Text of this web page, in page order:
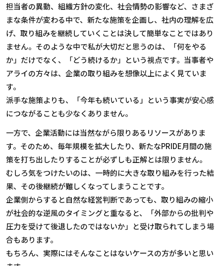
担当者の異動、組織方針の変化、社会情勢の影響など、さまざ
まな条件が変わる中で、新たな施策を企画し、社内の理解を広
げ、取り組みを継続していくことは決して簡単なことではあり
ません。そのような中で私が大切だと思うのは、「何をやる
か」だけでなく、「どう続けるか」という視点です。当事者や
アライの方々は、企業の取り組みを想像以上によく見ていま
す。
派手な施策よりも、「今年も続いている」という事実が安心感
につながることも少なくありません。
一方で、企業活動には当然ながら限りあるリソースがありま
す。そのため、毎年規模を拡大したり、新たなPRIDE月間の施
策を打ち出したりすることが必ずしも正解とは限りません。
むしろ気をつけたいのは、一時的に大きな取り組みを行った結
果、その後継続が難しくなってしまうことです。
企業側からすると自然な経営判断であっても、取り組みの縮小
が社会的な逆風のタイミングと重なると、「外部からの批判や
圧力を受けて後退したのではないか」と受け取られてしまう場
合もあります。
もちろん、実際にはそんなことはないケースの方が多いと思い